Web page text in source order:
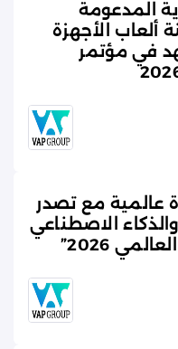
المدعومة
ألعاب الأجهزة
في مؤتمر
عالمية مع تصدر
والذكاء الاصطناعي
2026”